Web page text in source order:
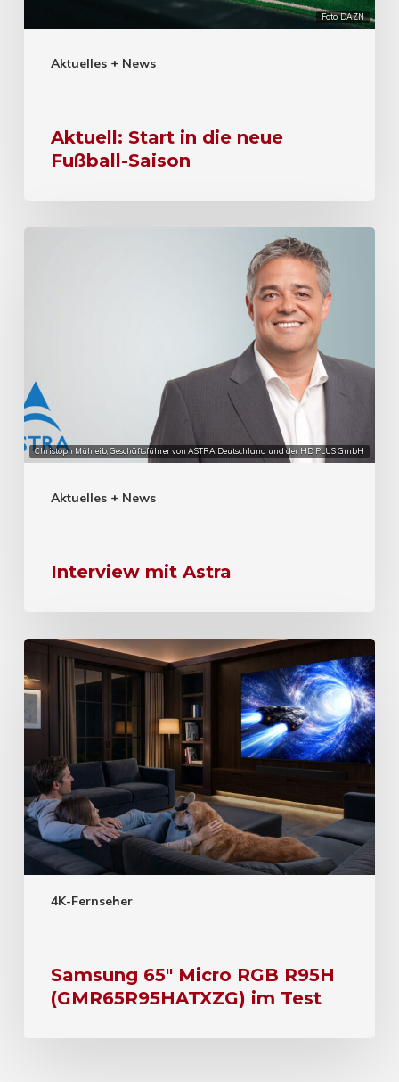
Foto: DAZN
Aktuelles + News
Aktuell: Start in die neue
Fußball-Saison
Christoph Mühleib, Geschäftsführer von ASTRA Deutschland und der HD PLUS GmbH
Aktuelles + News
Interview mit Astra
4K-Fernseher
Samsung 65″ Micro RGB R95H
(GMR65R95HATXZG) im Test